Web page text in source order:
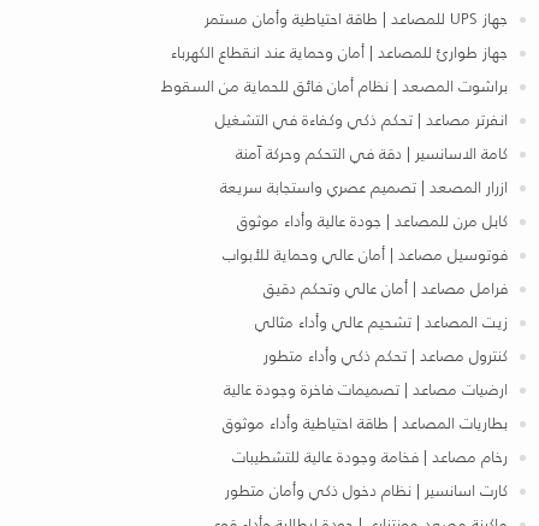
جهاز UPS للمصاعد | طاقة احتياطية وأمان مستمر
جهاز طوارئ للمصاعد | أمان وحماية عند انقطاع الكهرباء
براشوت المصعد | نظام أمان فائق للحماية من السقوط
انفرتر مصاعد | تحكم ذكي وكفاءة في التشغيل
كامة الاسانسير | دقة في التحكم وحركة آمنة
ازرار المصعد | تصميم عصري واستجابة سريعة
كابل مرن للمصاعد | جودة عالية وأداء موثوق
فوتوسيل مصاعد | أمان عالي وحماية للأبواب
فرامل مصاعد | أمان عالي وتحكم دقيق
زيت المصاعد | تشحيم عالي وأداء مثالي
كنترول مصاعد | تحكم ذكي وأداء متطور
ارضيات مصاعد | تصميمات فاخرة وجودة عالية
بطاريات المصاعد | طاقة احتياطية وأداء موثوق
رخام مصاعد | فخامة وجودة عالية للتشطيبات
كارت اسانسير | نظام دخول ذكي وأمان متطور